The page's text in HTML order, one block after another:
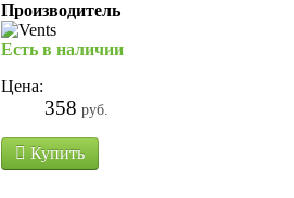
Производитель
Есть в наличии
Цена:
358 руб.
Купить